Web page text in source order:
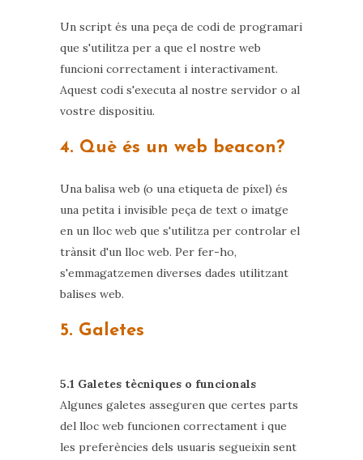
Un script és una peça de codi de programari
que s'utilitza per a que el nostre web
funcioni correctament i interactivament.
Aquest codi s'executa al nostre servidor o al
vostre dispositiu.
4. Què és un web beacon?
Una balisa web (o una etiqueta de píxel) és
una petita i invisible peça de text o imatge
en un lloc web que s'utilitza per controlar el
trànsit d'un lloc web. Per fer-ho,
s'emmagatzemen diverses dades utilitzant
balises web.
5. Galetes
5.1 Galetes tècniques o funcionals
Algunes galetes asseguren que certes parts
del lloc web funcionen correctament i que
les preferències dels usuaris segueixin sent